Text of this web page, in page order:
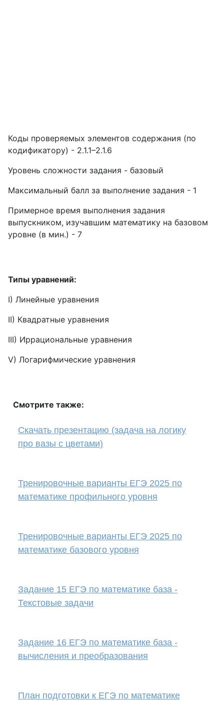
Коды проверяемых элементов содержания (по
кодификатору) - 2.1.1–2.1.6
Уровень сложности задания - базовый
Максимальный балл за выполнение задания - 1
Примерное время выполнения задания
выпускником, изучавшим математику на базовом
уровне (в мин.) - 7
Типы уравнений:
I) Линейные уравнения
II) Квадратные уравнения
III) Иррациональные уравнения
V) Логарифмические уравнения
Смотрите также:
Cкачать презентацию (задача на логику
про вазы с цветами)
Тренировочные варианты ЕГЭ 2025 по
математике профильного уровня
Тренировочные варианты ЕГЭ 2025 по
математике базового уровня
Задание 15 ЕГЭ по математике база -
Текстовые задачи
Задание 16 ЕГЭ по математике база -
вычисления и преобразования
План подготовки к ЕГЭ по математике